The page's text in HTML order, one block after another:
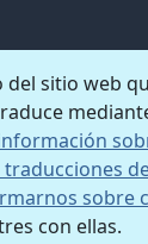
del sitio web
sobre
con ellas.